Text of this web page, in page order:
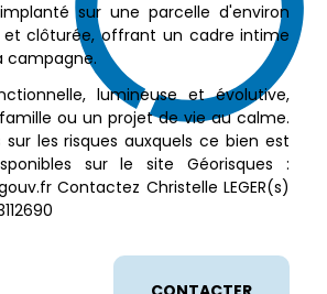
sur une parcelle d'environ
et clôturée, offrant un cadre intime
campagne.
lumineuse et évolutive,
ou un projet de vie au calme.
les risques auxquels ce bien est
sur le site Géorisques :
Contactez Christelle LEGER(s)